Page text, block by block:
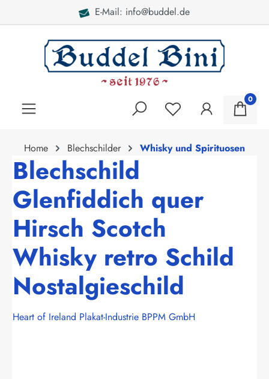
E-Mail: info@buddel.de
0
Home Blechschilder Whisky und Spirituosen
Blechschild
Glenfiddich quer
Hirsch Scotch
Whisky retro Schild
Nostalgieschild
Heart of Ireland Plakat-Industrie BPPM GmbH